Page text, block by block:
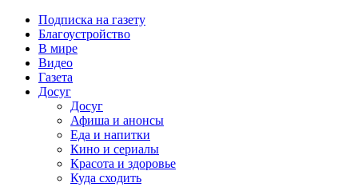
Подписка на газету
Благоустройство
В мире
Видео
Газета
Досуг
Досуг
Афиша и анонсы
Еда и напитки
Кино и сериалы
Красота и здоровье
Куда сходить